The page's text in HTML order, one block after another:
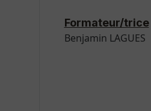
Formateur/trice
Benjamin LAGUES